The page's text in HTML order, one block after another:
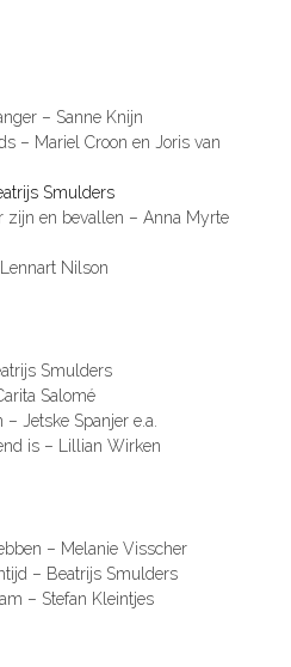
– Sanne Knijn
– Mariel Croon en Joris van
Smulders
zijn en bevallen – Anna Myrte
Nilson
Smulders
Salomé
Jetske Spanjer e.a.
is – Lillian Wirken
– Melanie Visscher
– Beatrijs Smulders
– Stefan Kleintjes